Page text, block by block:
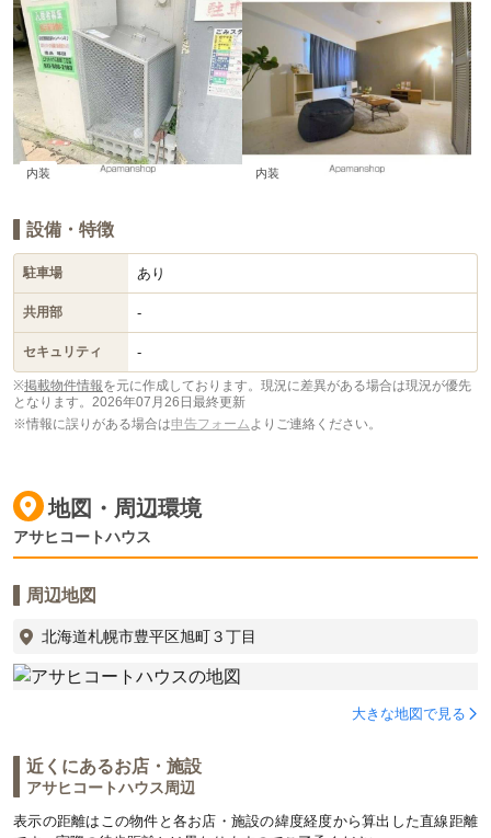
内装 内装
設備・特徴
駐車場 あり
共用部 -
セキュリティ -
※掲載物件情報を元に作成しております。現況に差異がある場合は現況が優先
となります。 2026年07月26日最終更新
※情報に誤りがある場合は申告フォーム よりご連絡ください。
地図・周辺環境
アサヒコートハウス
周辺地図
北海道札幌市豊平区旭町３丁目
大きな地図で見る
近くにあるお店・施設
アサヒコートハウス周辺
表示の距離はこの物件と各お店・施設の緯度経度から算出した直線距離